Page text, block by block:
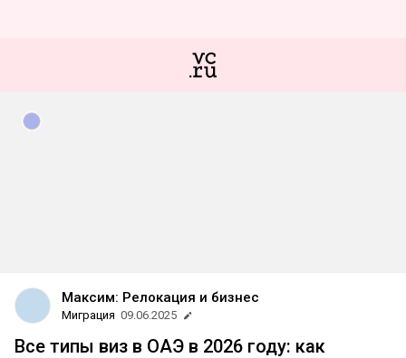
Максим: Релокация и бизнес
Миграция 09.06.2025
Все типы виз в ОАЭ в 2026 году: как